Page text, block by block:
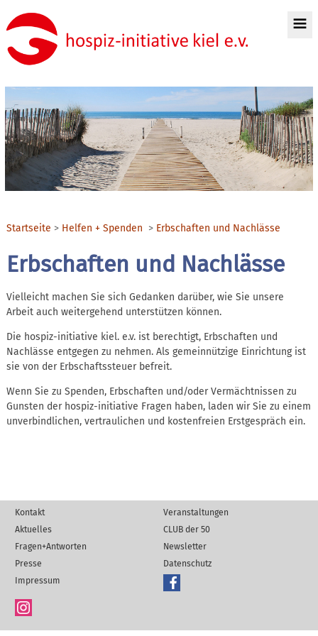
Startseite Helfen + Spenden Erbschaften und Nachlässe
Erbschaften und Nachlässe
Vielleicht machen Sie sich Gedanken darüber, wie Sie unsere
Arbeit auch weitergehend unterstützen können.
Die hospiz-initiative kiel. e.v. ist berechtigt, Erbschaften und
Nachlässe entgegen zu nehmen. Als gemeinnützige Einrichtung ist
sie von der Erbschaftssteuer befreit.
Wenn Sie zu Spenden, Erbschaften und/oder Vermächtnissen zu
Gunsten der hospiz-initiative Fragen haben, laden wir Sie zu einem
unverbindlichen, vertraulichen und kostenfreien Erstgespräch ein.
Kontakt
Veranstaltungen
Aktuelles
CLUB der 50
Fragen+Antworten
Newsletter
Presse
Datenschutz
Impressum